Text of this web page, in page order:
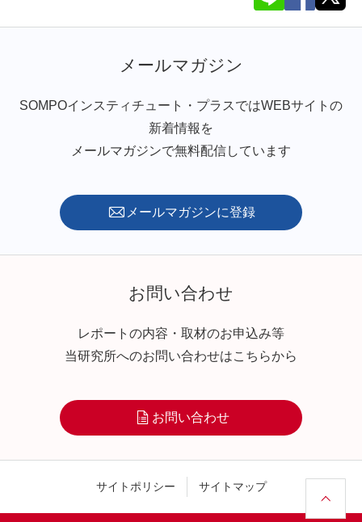
メールマガジン
SOMPOインスティチュート・プラスではWEBサイトの
新着情報を
メールマガジンで無料配信しています
メールマガジンに登録
お問い合わせ
レポートの内容・取材のお申込み等
当研究所へのお問い合わせはこちらから
お問い合わせ
サイトポリシー サイトマップ